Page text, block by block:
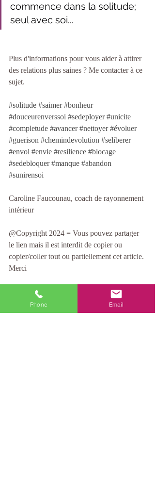
commence dans la solitude;
seul avec soi...
Plus d'informations pour vous aider à attirer
des relations plus saines ? Me contacter à ce
sujet.
#solitude #saimer #bonheur
#douceurenverssoi #sedeployer #unicite
#completude #avancer #nettoyer #évoluer
#guerison #chemindevolution #seliberer
#envol #envie #resilience #blocage
#sedebloquer #manque #abandon
#sunirensoi
Caroline Faucounau, coach de rayonnement
intérieur
@Copyright 2024 = Vous pouvez partager
le lien mais il est interdit de copier ou
copier/coller tout ou partiellement cet article.
Merci
Phone Email